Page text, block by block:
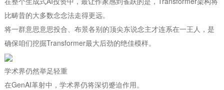
比畴昔的大多数念念法走得更远。
将一群意思意思投合、布景各别的顶尖东说念主才连系在一王人，是
确保咱们挖掘Transformer最大后劲的绝佳模样。
学术界仍然举足轻重
在GenAI革射中，学术界仍将深切蹙迫作用。